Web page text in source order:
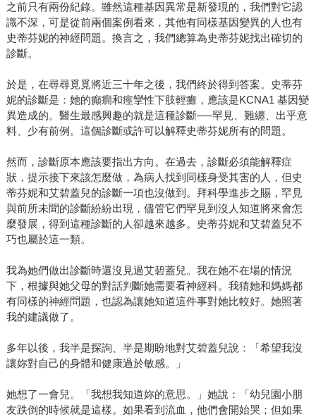
之前只有兩份紀錄。雖然這種基因異常是新發現的，我們對它認
識不深，可是從前兩個案例看來，其他有同樣基因變異的人也有
史蒂芬妮的神經問題。換言之，我們總算為史蒂芬妮找出確切的
診斷。
於是，在尋尋覓覓將近三十年之後，我們終於得到答案。史蒂芬
妮的診斷是：她的癲癇和痙攣性下肢輕癱，應該是KCNA1 基因變
異造成的。醫生最感興趣的就是這種診斷──罕見、難纏、出乎意
料、少有前例。這個診斷或許可以解釋史蒂芬妮所有的問題。
然而，診斷原本應該要指出方向。在過去，診斷必須能解釋症
狀，提示接下來該怎麼做，為病人找到同樣身受其害的人，但史
蒂芬妮和艾碧蓋兒的診斷一項也沒做到。拜科學進步之賜，罕見
與前所未聞的診斷紛紛出現，儘管它們罕見到沒人知道將來會怎
麼發展，得到這種診斷的人卻越來越多。史蒂芬妮和艾碧蓋兒不
巧也屬於這一類。
我為她們做出診斷時還沒見過艾碧蓋兒。我在她不在場的情況
下，根據與她父母的對話判斷她需要看神經科。我猜她和媽媽都
有同樣的神經問題，也認為讓她知道這件事對她比較好。她照著
我的建議做了。
多年以後，我半是探詢、半是期盼地對艾碧蓋兒說：「希望我沒
讓妳對自己的身體和健康過於敏感。」
她想了一會兒。「我想我知道妳的意思。」她說：「幼兒園小朋
友跌倒的時候就是這樣。如果看到流血，他們會開始哭；但如果